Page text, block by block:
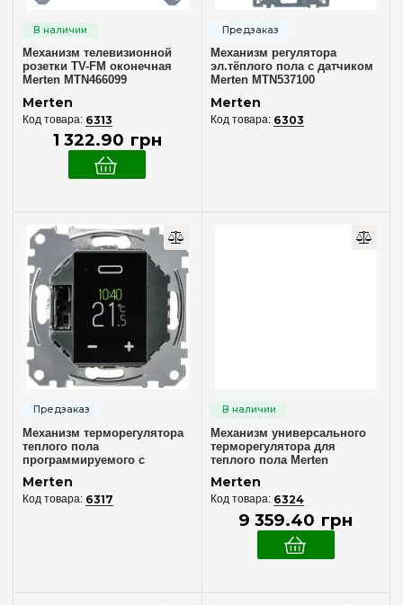
Галогенные лампы 230V~(8)
Лампы накаливания 220V~(8)
Особенность
QuickFlex
Общего назначения
Проходной
Механизм телевизионной
розетки TV-FM оконечная
Merten MTN466099
Merten
6313
1 322.90 грн
Механизм регулятора
эл.тёплого пола с датчиком
Merten MTN537100
Merten
6303
Механизм терморегулятора
теплого пола
программируемого с
MTN5776-0000
Merten
6317
Механизм универсального
терморегулятора для
теплого пола Merten
Merten
6324
9 359.40 грн